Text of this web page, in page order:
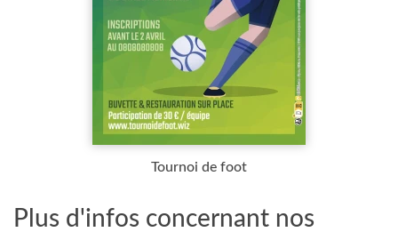
Tournoi de foot
Plus d'infos concernant nos